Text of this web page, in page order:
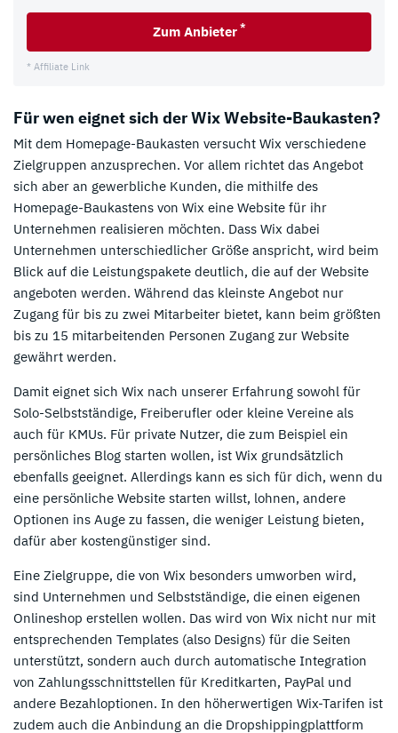
Zum Anbieter *
* Affiliate Link
Für wen eignet sich der Wix Website-Baukasten?
Mit dem Homepage-Baukasten versucht Wix verschiedene
Zielgruppen anzusprechen. Vor allem richtet das Angebot
sich aber an gewerbliche Kunden, die mithilfe des
Homepage-Baukastens von Wix eine Website für ihr
Unternehmen realisieren möchten. Dass Wix dabei
Unternehmen unterschiedlicher Größe anspricht, wird beim
Blick auf die Leistungspakete deutlich, die auf der Website
angeboten werden. Während das kleinste Angebot nur
Zugang für bis zu zwei Mitarbeiter bietet, kann beim größten
bis zu 15 mitarbeitenden Personen Zugang zur Website
gewährt werden.
Damit eignet sich Wix nach unserer Erfahrung sowohl für
Solo-Selbstständige, Freiberufler oder kleine Vereine als
auch für KMUs. Für private Nutzer, die zum Beispiel ein
persönliches Blog starten wollen, ist Wix grundsätzlich
ebenfalls geeignet. Allerdings kann es sich für dich, wenn du
eine persönliche Website starten willst, lohnen, andere
Optionen ins Auge zu fassen, die weniger Leistung bieten,
dafür aber kostengünstiger sind.
Eine Zielgruppe, die von Wix besonders umworben wird,
sind Unternehmen und Selbstständige, die einen eigenen
Onlineshop erstellen wollen. Das wird von Wix nicht nur mit
entsprechenden Templates (also Designs) für die Seiten
unterstützt, sondern auch durch automatische Integration
von Zahlungsschnittstellen für Kreditkarten, PayPal und
andere Bezahloptionen. In den höherwertigen Wix-Tarifen ist
zudem auch die Anbindung an die Dropshippingplattform